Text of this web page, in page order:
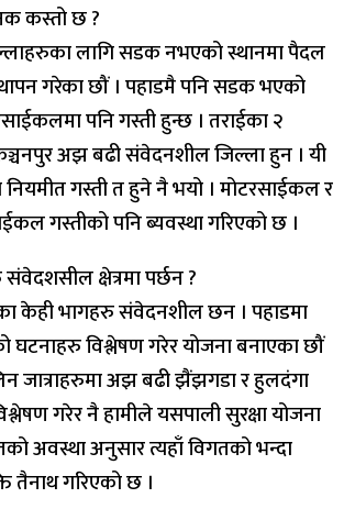
कस्तो छ ?
लागि सडक नभएको स्थानमा पैदल
गरेका छौं । पहाडमै पनि सडक भएको
पनि गस्ती हुन्छ । तराईका २
अझ बढी संवेदनशील जिल्ला हुन । यी
गस्ती त हुने नै भयो । मोटरसाईकल र
गस्तीको पनि ब्यवस्था गरिएको छ ।
क्षेत्रमा पर्छन ?
केही भागहरु संवेदनशील छन । पहाडमा
घटनाहरु विश्लेषण गरेर योजना बनाएका छौं
जात्राहरुमा अझ बढी झैंझगडा र हुलदंगा
गरेर नै हामीले यसपाली सुरक्षा योजना
अवस्था अनुसार त्यहाँ विगतको भन्दा
गरिएको छ ।